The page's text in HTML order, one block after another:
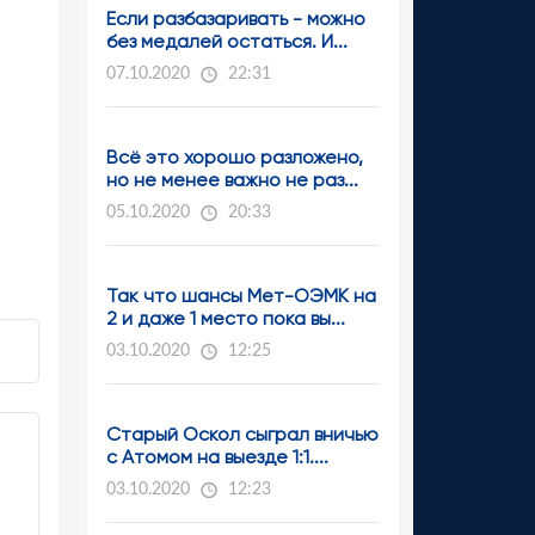
Если разбазаривать - можно
без медалей остаться. И...
07.10.2020 22:31
Всё это хорошо разложено,
но не менее важно не раз...
05.10.2020 20:33
Так что шансы Мет-ОЭМК на
2 и даже 1 место пока вы...
03.10.2020 12:25
Старый Оскол сыграл вничью
с Атомом на выезде 1:1....
03.10.2020 12:23